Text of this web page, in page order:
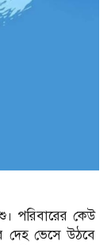
পরিবারের কেউ
দেহ ভেসে উঠবে